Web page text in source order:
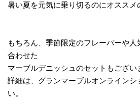
暑い夏を元気に乗り切るのにオススメ
もちろん、季節限定のフレーバーや
合わせた
マーブルデニッシュのセットもござい
詳細は、グランマーブルオンラインシ
い。